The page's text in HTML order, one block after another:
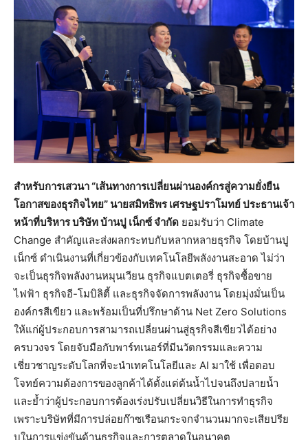
สำหรับการเสวนา “เส้นทางการเปลี่ยนผ่านองค์กรสู่ความยั่งยืน
โอกาสของธุรกิจไทย” นายสมิทธิพร เศรษฐปราโมทย์ ประธานเจ้า
หน้าที่บริหาร บริษัท บ้านปู เน็กซ์ จำกัด ยอมรับว่า Climate
Change สำคัญและส่งผลกระทบกับหลากหลายธุรกิจ โดยบ้านปู
เน็กซ์ ดำเนินงานที่เกี่ยวข้องกับเทคโนโลยีพลังงานสะอาด ไม่ว่า
จะเป็นธุรกิจพลังงานหมุนเวียน ธุรกิจแบตเตอรี่ ธุรกิจซื้อขาย
ไฟฟ้า ธุรกิจอี-โมบิลิตี้ และธุรกิจจัดการพลังงาน โดยมุ่งมั่นเป็น
องค์กรสีเขียว และพร้อมเป็นที่ปรึกษาด้าน Net Zero Solutions
ให้แก่ผู้ประกอบการสามารถเปลี่ยนผ่านสู่ธุรกิจสีเขียวได้อย่าง
ครบวงจร โดยจับมือกับพาร์ทเนอร์ที่มีนวัตกรรมและความ
เชี่ยวชาญระดับโลกที่จะนำเทคโนโลยีและ AI มาใช้ เพื่อตอบ
โจทย์ความต้องการของลูกค้าได้ตั้งแต่ต้นน้ำไปจนถึงปลายน้ำ
และย้ำว่าผู้ประกอบการต้องเร่งปรับเปลี่ยนวิธีในการทำธุรกิจ
เพราะบริษัทที่มีการปล่อยก๊าซเรือนกระจกจำนวนมากจะเสียปรีย
บในการแข่งขันด้านธุรกิจและการตลาดในอนาคต